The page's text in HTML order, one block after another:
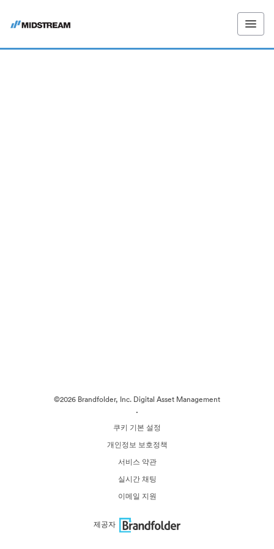
©2026 Brandfolder, Inc. Digital Asset Management
·
쿠키 기본 설정
개인정보 보호정책
서비스 약관
실시간 채팅
이메일 지원
제공자